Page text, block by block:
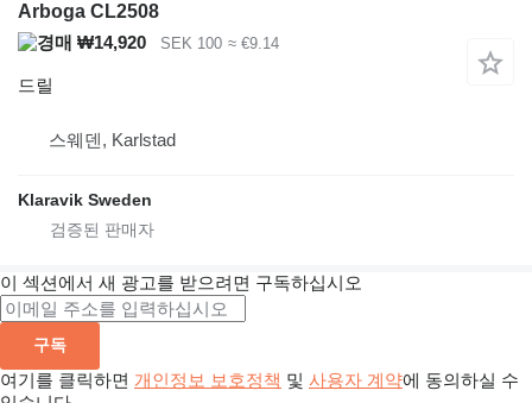
Arboga CL2508
₩14,920
SEK 100 ≈ €9.14
드릴
스웨덴, Karlstad
Klaravik Sweden
이 섹션에서 새 광고를 받으려면 구독하십시오
구독
여기를 클릭하면 개인정보 보호정책 및 사용자 계약에 동의하실 수